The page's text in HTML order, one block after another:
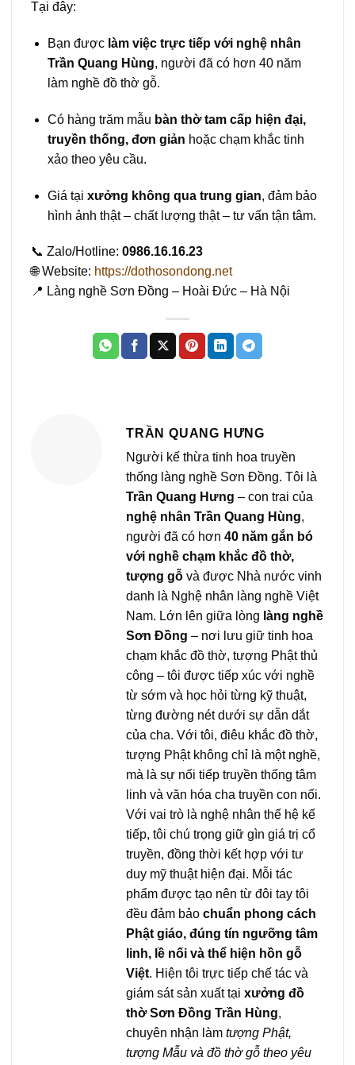
Tại đây:
Bạn được làm việc trực tiếp với nghệ nhân
Trần Quang Hùng, người đã có hơn 40 năm
làm nghề đồ thờ gỗ.
Có hàng trăm mẫu bàn thờ tam cấp hiện đại,
truyền thống, đơn giản hoặc chạm khắc tinh
xảo theo yêu cầu.
Giá tại xưởng không qua trung gian, đảm bảo
hình ảnh thật – chất lượng thật – tư vấn tận tâm.
📞 Zalo/Hotline: 0986.16.16.23
🌐 Website: https://dothosondong.net
📍 Làng nghề Sơn Đồng – Hoài Đức – Hà Nội
TRẦN QUANG HƯNG
Người kế thừa tinh hoa truyền
thống làng nghề Sơn Đồng. Tôi là
Trần Quang Hưng – con trai của
nghệ nhân Trần Quang Hùng,
người đã có hơn 40 năm gắn bó
với nghề chạm khắc đồ thờ,
tượng gỗ và được Nhà nước vinh
danh là Nghệ nhân làng nghề Việt
Nam. Lớn lên giữa lòng làng nghề
Sơn Đồng – nơi lưu giữ tinh hoa
chạm khắc đồ thờ, tượng Phật thủ
công – tôi được tiếp xúc với nghề
từ sớm và học hỏi từng kỹ thuật,
từng đường nét dưới sự dẫn dắt
của cha. Với tôi, điêu khắc đồ thờ,
tượng Phật không chỉ là một nghề,
mà là sự nối tiếp truyền thống tâm
linh và văn hóa cha truyền con nối.
Với vai trò là nghệ nhân thế hệ kế
tiếp, tôi chú trọng giữ gìn giá trị cổ
truyền, đồng thời kết hợp với tư
duy mỹ thuật hiện đại. Mỗi tác
phẩm được tạo nên từ đôi tay tôi
đều đảm bảo chuẩn phong cách
Phật giáo, đúng tín ngưỡng tâm
linh, lề nối và thể hiện hồn gỗ
Việt. Hiện tôi trực tiếp chế tác và
giám sát sản xuất tại xưởng đồ
thờ Sơn Đồng Trần Hùng,
chuyên nhận làm tượng Phật,
tượng Mẫu và đồ thờ gỗ theo yêu